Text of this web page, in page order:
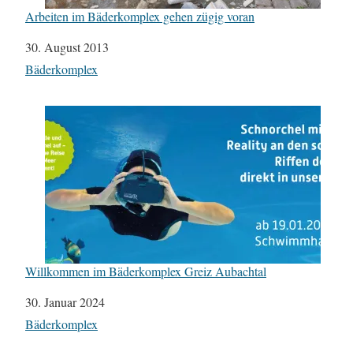
Arbeiten im Bäderkomplex gehen zügig voran
Datum
30. August 2013
In Bezug auf
Bäderkomplex
Willkommen im Bäderkomplex Greiz Aubachtal
Datum
30. Januar 2024
In Bezug auf
Bäderkomplex